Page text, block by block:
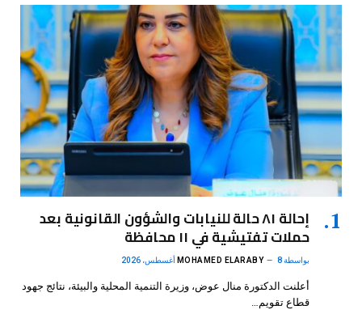
إحالة ٨١ حالة للنيابات والشؤون القانونية بعد
حملات تفتيشية في ١١ محافظة
بواسطة MOHAMED ELARABY 8 أغسطس، 2026
أعلنت الدكتورة منال عوض، وزيرة التنمية المحلية والبيئة، نتائج جهود
قطاع تقويم…